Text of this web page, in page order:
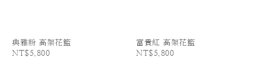
典雅粉 高架花籃
NT$5,800
富貴紅 高架花籃
NT$5,800